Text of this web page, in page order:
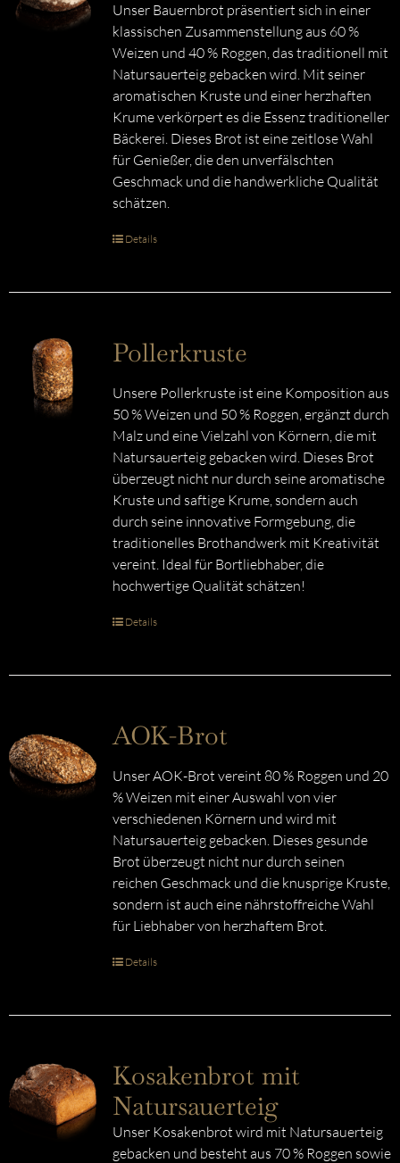
Unser Bauernbrot präsentiert sich in einer
klassischen Zusammenstellung aus 60 %
Weizen und 40 % Roggen, das traditionell mit
Natursauerteig gebacken wird. Mit seiner
aromatischen Kruste und einer herzhaften
Krume verkörpert es die Essenz traditioneller
Bäckerei. Dieses Brot ist eine zeitlose Wahl
für Genießer, die den unverfälschten
Geschmack und die handwerkliche Qualität
schätzen.
Details
Pollerkruste
Unsere Pollerkruste ist eine Komposition aus
50 % Weizen und 50 % Roggen, ergänzt durch
Malz und eine Vielzahl von Körnern, die mit
Natursauerteig gebacken wird. Dieses Brot
überzeugt nicht nur durch seine aromatische
Kruste und saftige Krume, sondern auch
durch seine innovative Formgebung, die
traditionelles Brothandwerk mit Kreativität
vereint. Ideal für Bortliebhaber, die
hochwertige Qualität schätzen!
Details
AOK-Brot
Unser AOK-Brot vereint 80 % Roggen und 20
% Weizen mit einer Auswahl von vier
verschiedenen Körnern und wird mit
Natursauerteig gebacken. Dieses gesunde
Brot überzeugt nicht nur durch seinen
reichen Geschmack und die knusprige Kruste,
sondern ist auch eine nährstoffreiche Wahl
für Liebhaber von herzhaftem Brot.
Details
Kosakenbrot mit
Natursauerteig
Unser Kosakenbrot wird mit Natursauerteig
gebacken und besteht aus 70 % Roggen sowie